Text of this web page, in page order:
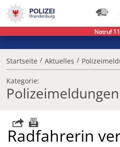
Startseite / Aktuelles /
Kategorie:
Polizeimeldungen
Radfahrerin
Notruf